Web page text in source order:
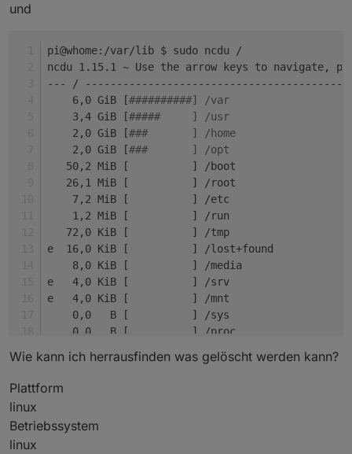
und
pi@whome:/var/lib $ sudo ncdu /
ncdu 1.15.1 ~ Use the arrow keys to navigate,
--- /
    6,0 GiB [
##########] /var
    3,4 GiB [
#####     ] /usr
    2,0 GiB [
###       ] /home
    2,0 GiB [
###       ] /opt
   50,2 MiB [          ] /boot
   26,1 MiB [          ] /root
    7,2 MiB [          ] /etc
    1,2 MiB [          ] /run
   72,0 KiB [          ] /tmp
e  16,0 KiB [          ] /lost+found
    8,0 KiB [          ] /media
e   4,0 KiB [          ] /srv
e   4,0 KiB [          ] /mnt
    0,0   B [          ] /sys
.   0,0   B [          ] /proc
@   0,0   B [          ]  sbin
Wie kann ich herrausfinden was gelöscht werden kann?
Plattform
linux
Betriebssystem
linux